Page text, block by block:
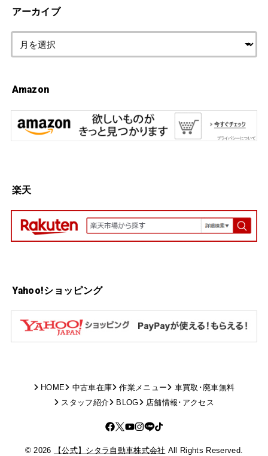
アーカイブ
Amazon
楽天
Yahoo!ショッピング
HOME 中古車在庫 作業メニュー
車買取･廃車無料
スタッフ紹介
BLOG 店舗情報･アクセス
© 2026 【公式】シタラ自動車株式会社 All Rights Reserved.